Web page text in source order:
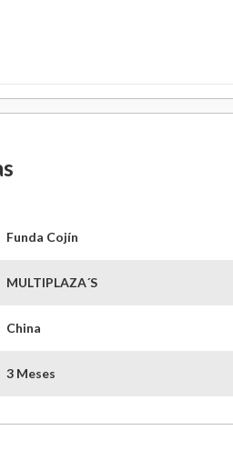
Funda Cojín
MULTIPLAZA´S
China
3 Meses